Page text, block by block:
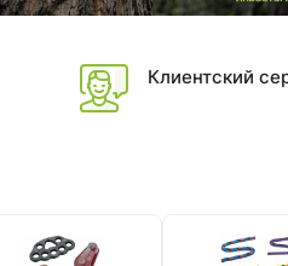
Клиентский